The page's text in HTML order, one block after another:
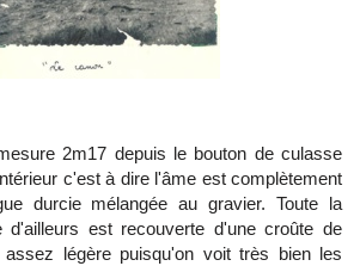
2m17 depuis le bouton de culasse
c'est à dire l'âme est complètement
durcie mélangée au gravier. Toute la
est recouverte d'une croûte de
légère puisqu'on voit très bien les